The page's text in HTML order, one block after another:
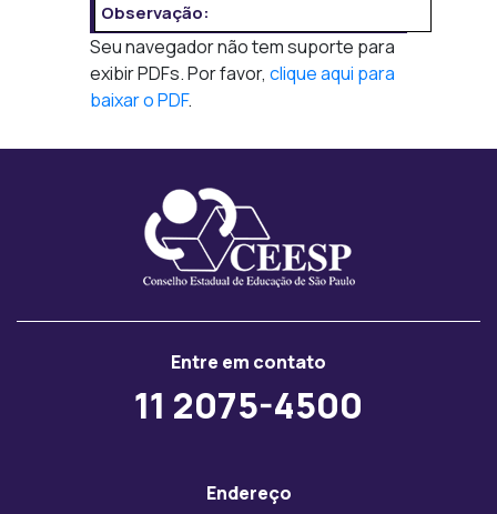
Observação:
Seu navegador não tem suporte para
exibir PDFs. Por favor, clique aqui para
baixar o PDF.
Entre em contato
11 2075-4500
Endereço